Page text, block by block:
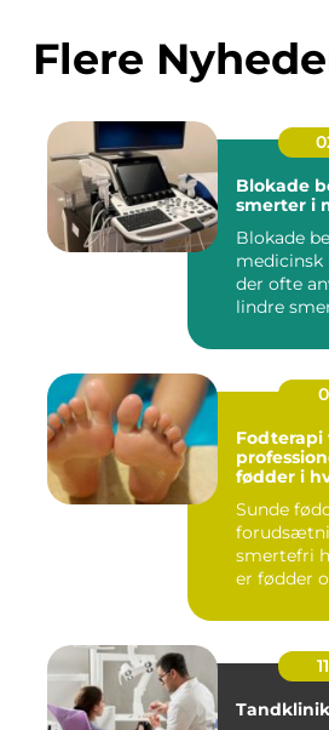
Flere
Blokade
smerter i
Blokade
medicinsk
der ofte
lindre
Fodterapi
fødder i
Sunde
smertefri
er fødder